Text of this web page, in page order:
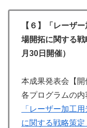
【６】「レーザ
場開拓に関する
月30日開催）
本成果発表会【開
各プログラムの
「レーザー加工
に関する戦略策定